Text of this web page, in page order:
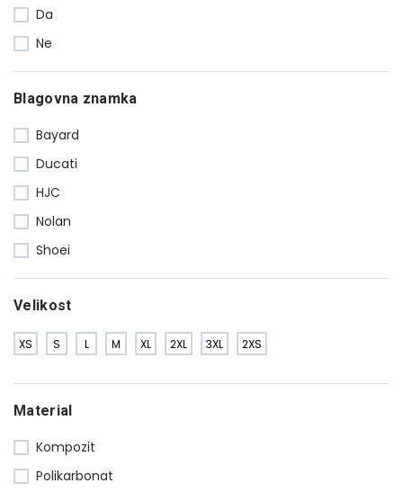
Da
Ne
Blagovna znamka
Bayard
Ducati
HJC
Nolan
Shoei
Velikost
XS S L M XL 2XL 3XL 2XS
Material
Kompozit
Polikarbonat